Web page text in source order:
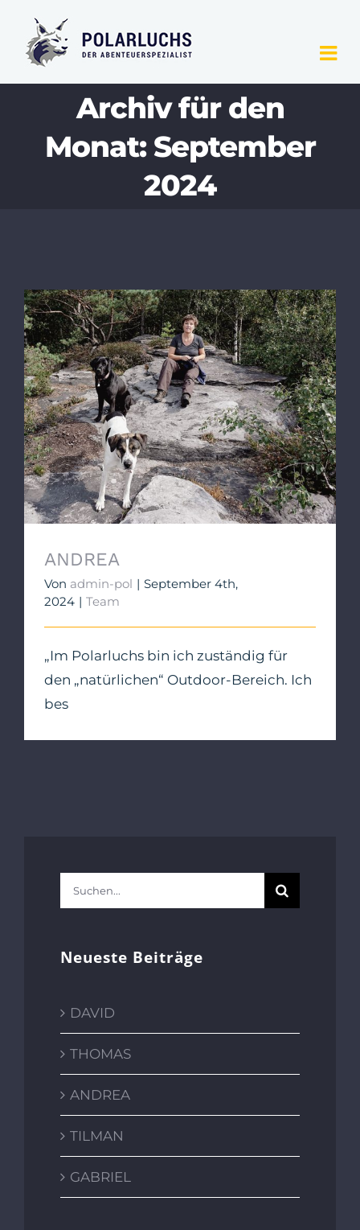
Inhalt
springen
Archiv für den
Monat: September
2024
ANDREA
ANDREA
Von admin-pol | September 4th,
2024 | Team
„Im Polarluchs bin ich zuständig für
den „natürlichen“ Outdoor-Bereich. Ich
bes
Suche
nach:
Neueste Beiträge
DAVID
THOMAS
ANDREA
TILMAN
GABRIEL